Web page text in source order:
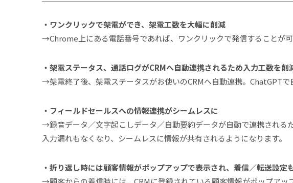
・ワンクリックで架電ができ、架電工数を大幅に削減
→Chrome上にある電話番号であれば、ワンクリックで発信することが
・架電ステータス、通話ログがCRMへ自動連携されるため入力工数を削
→架電終了後、架電ステータスがお使いのCRMへ自動連携。ChatGPT
・フィールドセールスへの情報連携がシームレスに
→録音データ／文字起こしデータ／自動要約データが自動で連携される
入力漏れもなくなり、シームレスに情報が共有されるようになります。
・折り返し時には顧客情報がポップアップで表示され、着信／転送設定